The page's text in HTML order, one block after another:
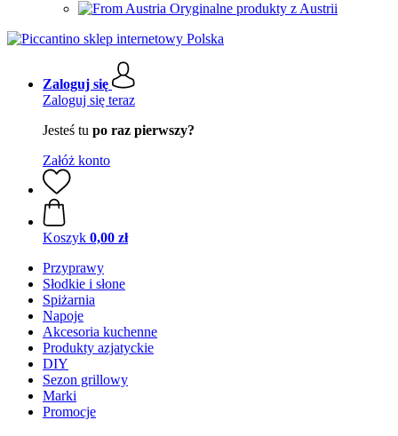
Oryginalne produkty z Austrii
Zaloguj się
Zaloguj się teraz
Jesteś tu po raz pierwszy?
Załóż konto
Koszyk 0,00 zł
Przyprawy
Słodkie i słone
Spiżarnia
Napoje
Akcesoria kuchenne
Produkty azjatyckie
DIY
Sezon grillowy
Marki
Promocje